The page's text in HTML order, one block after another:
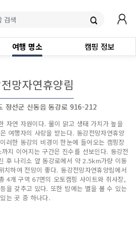
여행 명소 캠핑 정보
망자연휴양림
정선군 신동읍 동강로 916-212
자연 자원이다. 물이 맑고 생태 가치가 높을
여행자의 사랑을 받는다. 동강전망자연휴양
러한 동강의 비경이 한눈에 들어오는 캠핑장
지 이어지는 구간은 진수를 선보인다. 동강전
후 나리소 앞 동강로에서 약 2.5km가량 이동
하여 전망이 좋다. 동강전망자연휴양림에서
4개 구역 67면의 오토캠핑 사이트와 취사장,
을 갖추고 있다. 또한 밤에는 별을 볼 수 있는
는 곳 중 하나다.